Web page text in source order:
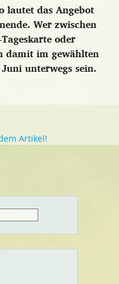
lautet das Angebot
Wer zwischen
oder
damit im gewählten
unterwegs sein.
Artikel!